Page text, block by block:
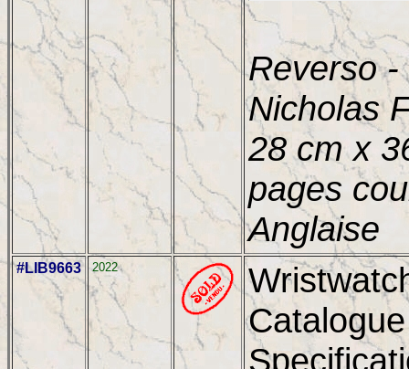
Reverso
Nicholas
28 cm x
pages
Anglaise
#LIB9663 2022